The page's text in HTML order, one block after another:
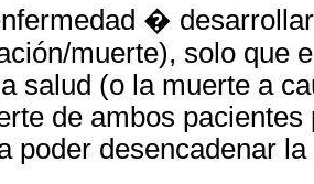
�
muerte), solo que
salud (o la muerte a
de ambos
poder desencadenar